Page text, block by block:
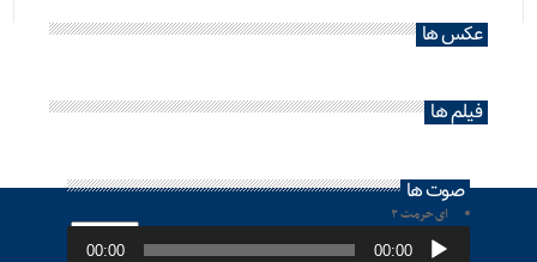
عکس ها
فیلم ها
صوت ها
ای حرمت ۲
پخش‌کننده
صوت 00:00
00:00